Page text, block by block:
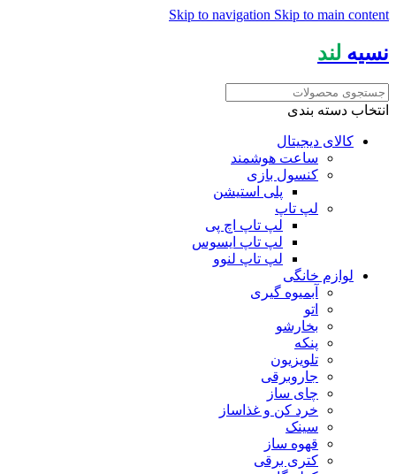
Skip to navigation Skip to main content
نسیه لند
انتخاب دسته بندی
کالای دیجیتال
ساعت هوشمند
کنسول بازی
پلی استیشن
لپ تاپ
لپ تاپ اچ پی
لپ تاپ ایسوس
لپ تاپ لنوو
لوازم خانگی
آبمیوه گیری
اتو
بخارشو
پنکه
تلویزیون
جاروبرقی
چای ساز
خرد کن و غذاساز
سینک
قهوه ساز
کتری برقی